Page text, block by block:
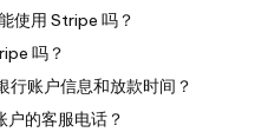
使用 Stripe 吗？
吗？
账户信息和放款时间？
的客服电话？